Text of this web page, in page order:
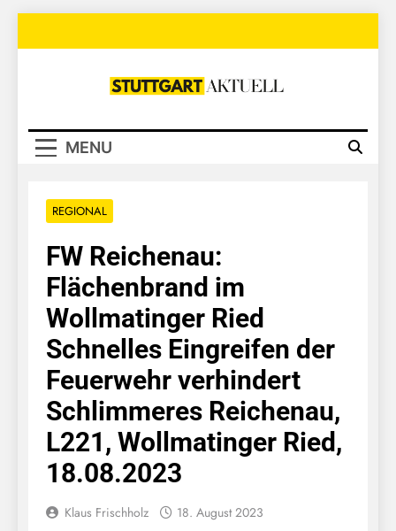
Stuttgart
MENU
REGIONAL
FW Reichenau:
Flächenbrand im
Wollmatinger Ried
Schnelles Eingreifen der
Feuerwehr verhindert
Schlimmeres Reichenau,
L221, Wollmatinger Ried,
18.08.2023
Klaus Frischholz 18. August 2023